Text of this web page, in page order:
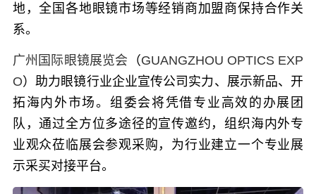
地，全国各地眼镜市场等经销商加盟商保持合作关
系。
广州国际眼镜展览会 （GUANGZHOU OPTICS EXP
O）助力眼镜行业企业宣传公司实力、展示新品、开
拓海内外市场。组委会将凭借专业高效的办展团
队，通过全方位多途径的宣传邀约，组织海内外专
业观众莅临展会参观采购，为行业建立一个专业展
示采买对接平台。